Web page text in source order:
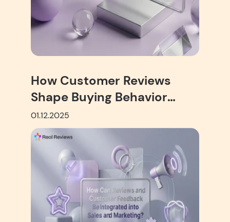
How Customer Reviews
Shape Buying Behavior
Online
01.12.2025